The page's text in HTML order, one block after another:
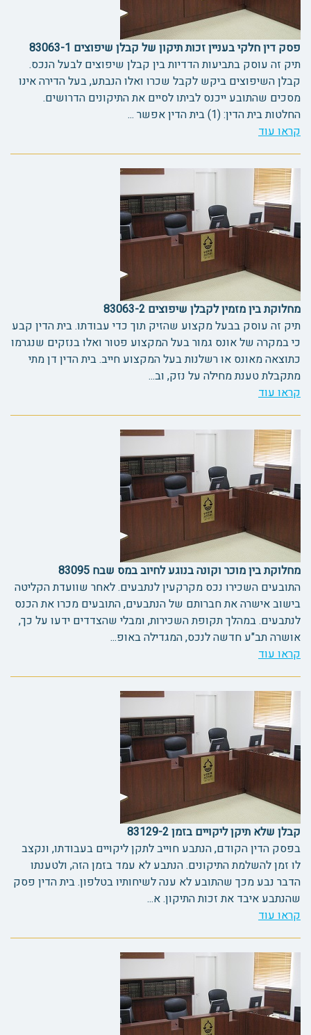
פסק דין חלקי בעניין זכות תיקון של קבלן שיפוצים 83063-1
תיק זה עוסק בתביעות הדדיות בין קבלן שיפוצים לבעל הנכס.
קבלן השיפוצים ביקש לקבל שכרו ואלו הנבתע, בעל הדירה אינו
מסכים שהתובע ייכנס לביתו לסיים את התיקונים הדרושים.
החלטות בית הדין: (1) בית הדין אפשר ...
קראו עוד
מחלוקת בין מזמין לקבלן שיפוצים 83063-2
תיק זה עוסק בבעל מקצוע שהזיק תוך כדי עבודתו. בית הדין קבע
כי במקרה של אונס גמור בעל המקצוע פטור ואלו בנזקים שנגרמו
כתוצאה מאונס או רשלנות בעל המקצוע חייב. בית הדין דן מתי
מתקבלת טענת מחילה על נזק, וב...
קראו עוד
מחלוקת בין מוכר וקונה בנוגע לחיוב במס שבח 83095
התובעים השכירו נכס מקרקעין לנתבעים. לאחר שוועדת הקליטה
בישוב אישרה את חברותם של הנתבעים, התובעים מכרו את הכנס
לנתבעים. במהלך תקופת השכירות, ומבלי שהצדדים ידעו על כך,
אושרה תב"ע חדשה לנכס, המגדילה באופ...
קראו עוד
קבלן שלא תיקן ליקויים בזמן 83129-2
בפסק הדין הקודם, הנתבע חוייב לתקן ליקויים בעבודתו, ונקצב
לו זמן להשלמת התיקונים. הנתבע לא עמד בזמן הזה, ולטענתו
הדבר נבע מכך שהתובע לא ענה לשיחותיו בטלפון. בית הדין פסק
שהנתבע איבד את זכות התיקון. א...
קראו עוד